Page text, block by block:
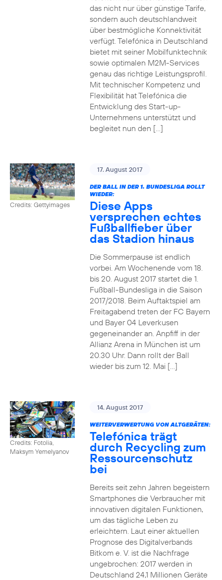
das nicht nur über günstige Tarife,
sondern auch deutschlandweit
über bestmögliche Konnektivität
verfügt. Telefónica in Deutschland
bietet mit seiner Mobilfunktechnik
sowie optimalen M2M-Services
genau das richtige Leistungsprofil.
Mit technischer Kompetenz und
Flexibilität hat Telefónica die
Entwicklung des Start-up-
Unternehmens unterstützt und
begleitet nun den […]
Credits: Gettyimages
17. August 2017
DER BALL IN DER 1. BUNDESLIGA ROLLT
WIEDER:
Diese Apps
versprechen echtes
Fußballfieber über
das Stadion hinaus
Die Sommerpause ist endlich
vorbei. Am Wochenende vom 18.
bis 20. August 2017 startet die 1.
Fußball-Bundesliga in die Saison
2017/2018. Beim Auftaktspiel am
Freitagabend treten der FC Bayern
und Bayer 04 Leverkusen
gegeneinander an. Anpfiff in der
Allianz Arena in München ist um
20.30 Uhr. Dann rollt der Ball
wieder bis zum 12. Mai […]
Credits: Fotolia,
Maksym Yemelyanov
14. August 2017
WEITERVERWERTUNG VON ALTGERÄTEN:
Telefónica trägt
durch Recycling zum
Ressourcenschutz
bei
Bereits seit zehn Jahren begeistern
Smartphones die Verbraucher mit
innovativen digitalen Funktionen,
um das tägliche Leben zu
erleichtern. Laut einer aktuellen
Prognose des Digitalverbands
Bitkom e. V. ist die Nachfrage
ungebrochen: 2017 werden in
Deutschland 24,1 Millionen Geräte